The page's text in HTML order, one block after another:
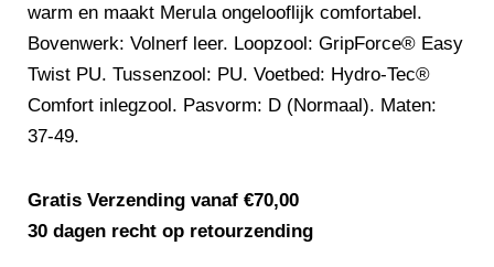
warm en maakt Merula ongelooflijk comfortabel.
Bovenwerk: Volnerf leer. Loopzool: GripForce® Easy
Twist PU. Tussenzool: PU. Voetbed: Hydro-Tec®
Comfort inlegzool. Pasvorm: D (Normaal). Maten:
37-49.
Gratis Verzending vanaf €70,00
30 dagen recht op retourzending